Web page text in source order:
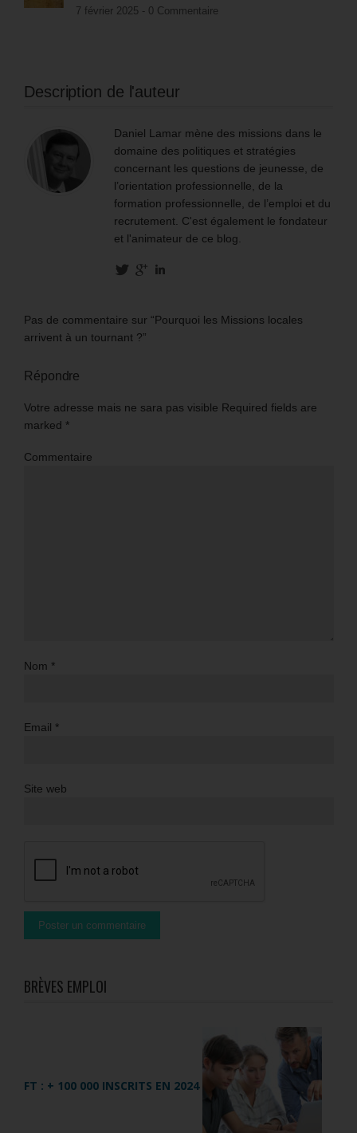
7 février 2025 - 0 Commentaire
Description de l'auteur
Daniel Lamar mène des missions dans le
domaine des politiques et stratégies
concernant les questions de jeunesse, de
l’orientation professionnelle, de la
formation professionnelle, de l’emploi et du
recrutement. C'est également le fondateur
et l'animateur de ce blog.
Pas de commentaire sur “Pourquoi les Missions locales
arrivent à un tournant ?”
Répondre
Votre adresse mais ne sara pas visible Required fields are
marked *
Commentaire
Nom *
Email *
Site web
BRÈVES EMPLOI
FT : + 100 000 INSCRITS EN 2024